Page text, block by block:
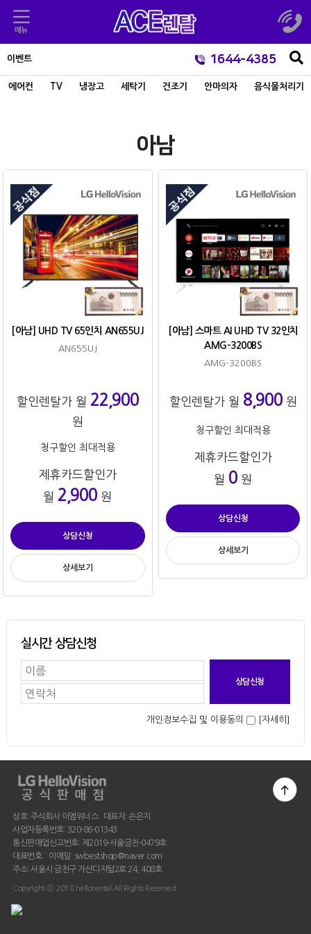
이벤트 1644-4385
에어컨 TV 냉장고 세탁기 건조기 안마의자 음식물처리기
아남
[아남] UHD TV 65인치 AN655UJ
AN655UJ
할인렌탈가 월 22,900
원
청구할인 최대적용
제휴카드할인가
월 2,900 원
상담신청
상세보기
[아남] 스마트 AI UHD TV 32인치
AMG-3200BS
AMG-3200BS
할인렌탈가 월 8,900원
청구할인 최대적용
제휴카드할인가
월 0 원
상담신청
상세보기
실시간 상담신청
개인정보수집 및 이용동의 [자세히]
상호: 주식회사 이엠위너스 대표자: 손은지
사업자등록번호: 320-86-01343
통신판매업신고번호: 제2019-서울금천-0479호
대표번호: 이메일: swbestshop@naver.com
주소: 서울시 금천구 가산디지털2로 24, 408호
Copyright ⓒ 2018 hellorental All Rights Reserved.